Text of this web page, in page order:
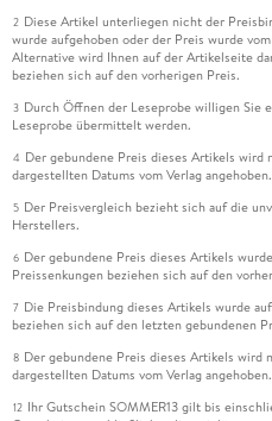
2 Diese Artikel unterliegen nicht der
wurde aufgehoben oder der Preis wurde
Alternative wird Ihnen auf der Artikelseite
beziehen sich auf den vorherigen Preis.
3 Durch Öffnen der Leseprobe willigen Sie
Leseprobe übermittelt werden.
4 Der gebundene Preis dieses Artikels wird
dargestellten Datums vom Verlag angehoben.
5 Der Preisvergleich bezieht sich auf die
Herstellers.
6 Der gebundene Preis dieses Artikels
Preissenkungen beziehen sich auf den
7 Die Preisbindung dieses Artikels wurde
beziehen sich auf den letzten gebundenen
8 Der gebundene Preis dieses Artikels wird
dargestellten Datums vom Verlag angehoben.
12 Ihr Gutschein SOMMER13 gilt bis